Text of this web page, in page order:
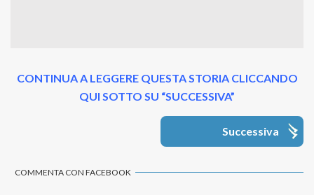
CONTINUA A LEGGERE QUESTA STORIA CLICCANDO
QUI SOTTO SU “SUCCESSIVA”
Successiva
COMMENTA CON FACEBOOK